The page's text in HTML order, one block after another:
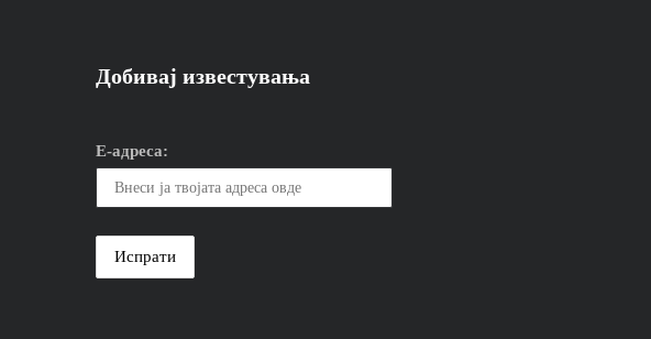
Добивај известувања
Е-адреса: